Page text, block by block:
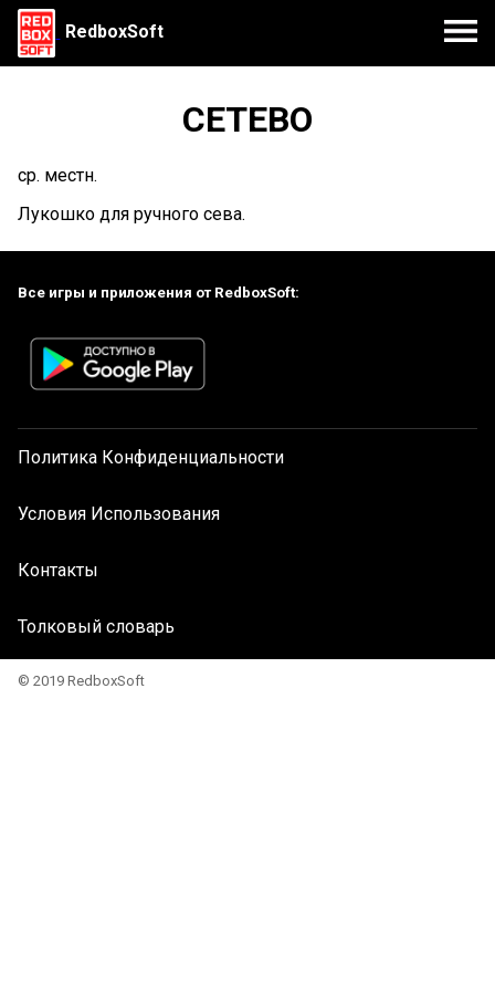
RedboxSoft
СЕТЕВО
ср. местн.
Лукошко для ручного сева.
Все игры и приложения от RedboxSoft:
Политика Конфиденциальности
Условия Использования
Контакты
Толковый словарь
© 2019 RedboxSoft